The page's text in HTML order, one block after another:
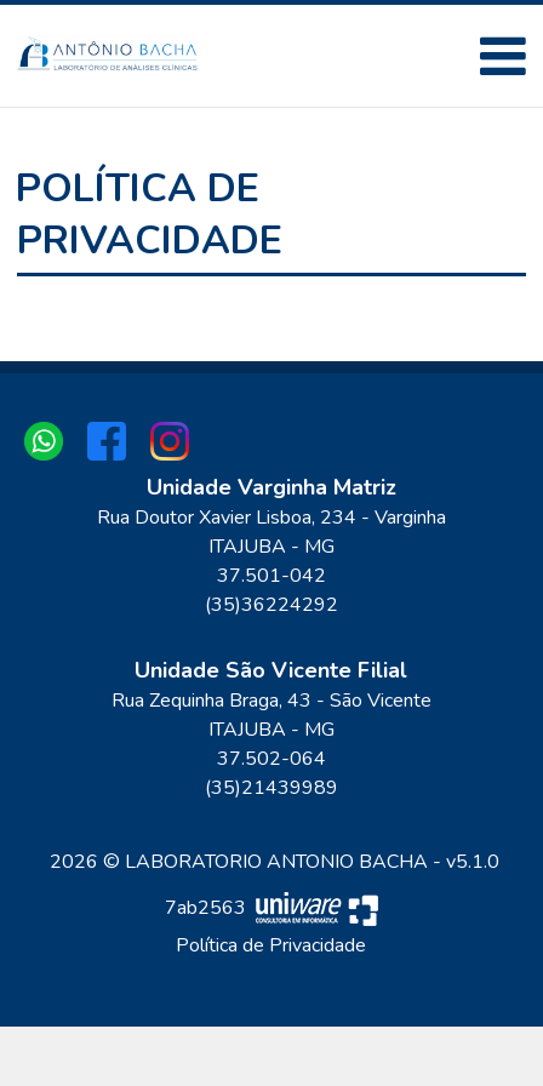
POLÍTICA DE
PRIVACIDADE
Unidade Varginha Matriz
Rua Doutor Xavier Lisboa, 234 - Varginha
ITAJUBA - MG
37.501-042
(35)36224292
Unidade São Vicente Filial
Rua Zequinha Braga, 43 - São Vicente
ITAJUBA - MG
37.502-064
(35)21439989
2026 © LABORATORIO ANTONIO BACHA - v5.1.0
7ab2563
Política de Privacidade